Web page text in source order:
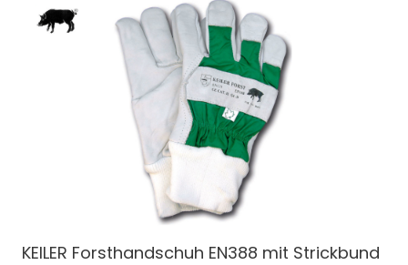
KEILER Forsthandschuh EN388 mit Strickbund